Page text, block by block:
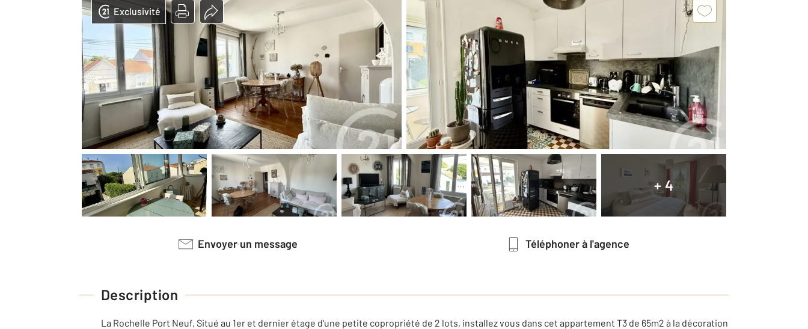
+ 4
Exclusivité
Envoyer un message Téléphoner à l'agence
Description
La Rochelle Port Neuf, Situé au 1er et dernier étage d'une petite copropriété de 2 lots, installez vous dans cet appartement T3 de 65m2 à la décoration